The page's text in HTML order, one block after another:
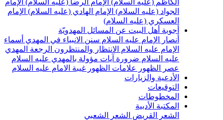
(عليه السلام) الإمام الرضا (عليه السلام) الإمام
(عليه السلام) الإمام الهادي (عليه السلام) الإمام
(عليه السلام)
أهل البيت عن المسائل المهدويّة
الإمام عليه السلامسنن الانبياء في المهديأسماء
عليه السلامالانتظار والمنتظرونالرجعةالمهدي
السلام ضرورة آيات مؤولة بالمهدي عليه السلام
علامات الظهورغيبة الامام عليه السلام
والزيارات
الأدبية
الشعر الشعبي